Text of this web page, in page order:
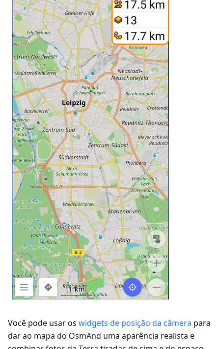
Você pode usar os widgets de posição da câmera para
dar ao mapa do OsmAnd uma aparência realista e